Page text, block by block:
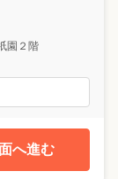
園２階
へ進む